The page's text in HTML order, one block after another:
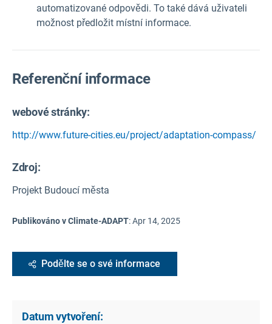
automatizované odpovědi. To také dává uživateli
možnost předložit místní informace.
Referenční informace
webové stránky:
http://www.future-cities.eu/project/adaptation-compass/
Zdroj:
Projekt Budoucí města
Publikováno v Climate-ADAPT:Apr 14, 2025
Podělte se o své informace
Datum vytvoření: